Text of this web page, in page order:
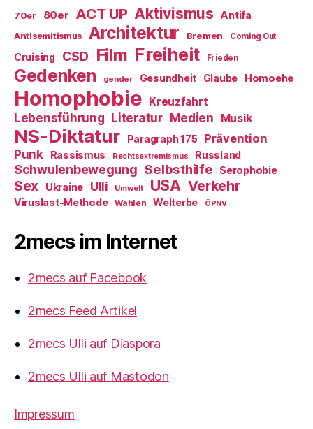
70er 80er ACT UP Aktivismus Antifa
Antisemitismus Architektur Bremen Coming Out
Cruising CSD Film Freiheit Frieden
Gedenken gender Gesundheit Glaube Homoehe
Homophobie Kreuzfahrt
Lebensführung Literatur Medien Musik
NS-Diktatur Paragraph 175
Prävention
Punk
Rassismus Rechtsextremismus Russland
Schwulenbewegung Selbsthilfe Serophobie
Sex Ukraine Ulli Umwelt USA Verkehr
Viruslast-Methode Wahlen Welterbe ÖPNV
2mecs im Internet
2mecs auf Facebook
2mecs Feed Artikel
2mecs Ulli auf Diaspora
2mecs Ulli auf Mastodon
Impressum